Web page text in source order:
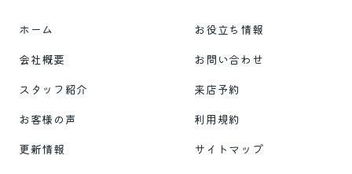
ホーム
お役立ち情報
会社概要
お問い合わせ
スタッフ紹介
来店予約
お客様の声
利用規約
更新情報
サイトマップ